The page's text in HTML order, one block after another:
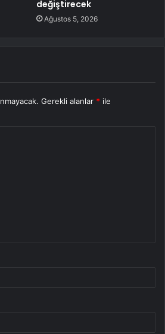
değiştirecek
Ağustos 5, 2026
Gerekli alanlar * ile